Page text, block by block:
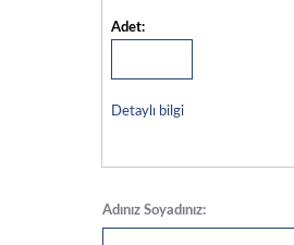
Adet:
Detaylı bilgi
Adınız Soyadınız: